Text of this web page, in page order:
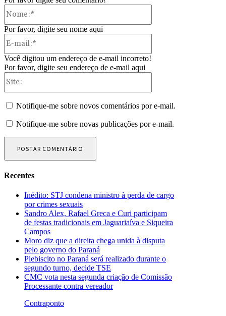
Por favor, digite seu nome aqui
Você digitou um endereço de e-mail incorreto!
Por favor, digite seu endereço de e-mail aqui
Notifique-me sobre novos comentários por e-mail.
Notifique-me sobre novas publicações por e-mail.
Recentes
Inédito: STJ condena ministro à perda de cargo
por crimes sexuais
Sandro Alex, Rafael Greca e Curi participam
de festas tradicionais em Jaguariaíva e Siqueira
Campos
Moro diz que a direita chega unida à disputa
pelo governo do Paraná
Plebiscito no Paraná será realizado durante o
segundo turno, decide TSE
CMC vota nesta segunda criação de Comissão
Processante contra vereador
Contraponto